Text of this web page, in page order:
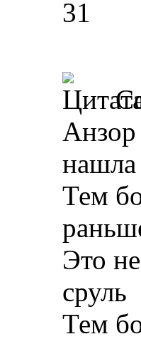
31
Анзор
нашла
Тем
Это
сруль
Тем